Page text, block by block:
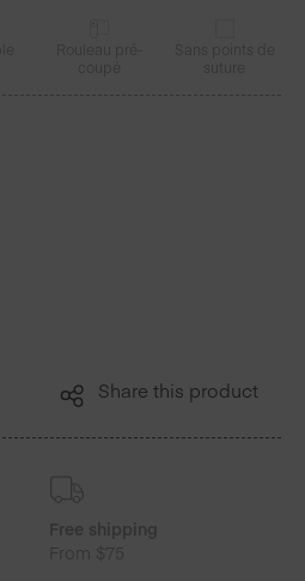
Share this product
Free shipping
From $75